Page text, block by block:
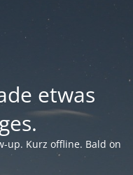
etwas
up. Kurz offline. Bald on